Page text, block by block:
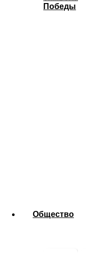
Победы
Общество